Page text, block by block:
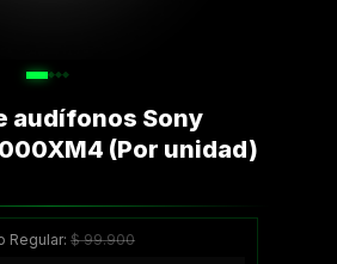
audífonos Sony
(Por unidad)
Regular:$99.900